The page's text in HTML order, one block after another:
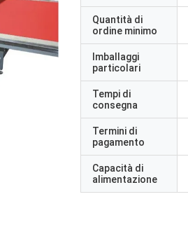
Quantità di
ordine minimo
Imballaggi
particolari
Tempi di
consegna
Termini di
pagamento
Capacità di
alimentazione